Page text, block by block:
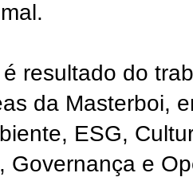
resultado do
da Masterboi,
ESG,
Governança e